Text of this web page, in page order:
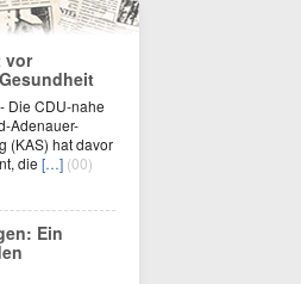
vor
Die CDU-nahe
Adenauer-
(KAS) hat davor
die […] (00)
Ein